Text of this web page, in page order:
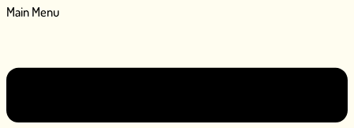
Main Menu